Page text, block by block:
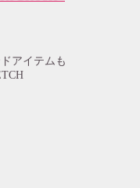
アイテムも